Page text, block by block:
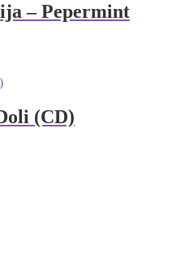
– Pepermint
(CD)